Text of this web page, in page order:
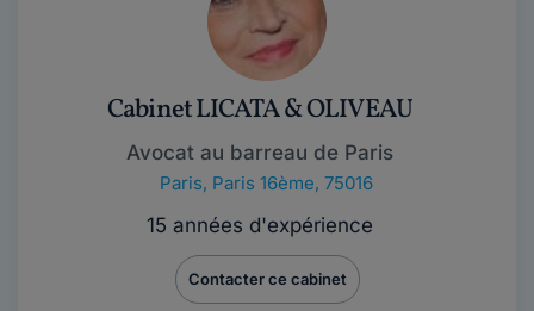
Cabinet LICATA & OLIVEAU
Avocat au barreau de Paris
Paris, Paris 16ème, 75016
15 années d'expérience
Contacter ce cabinet